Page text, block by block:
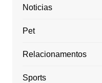
Noticias
Pet
Relacionamentos
Sports